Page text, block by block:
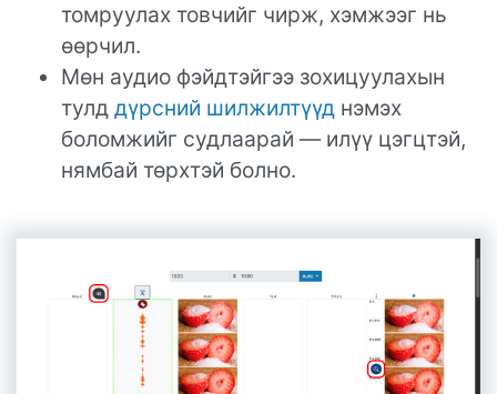
томруулах товчийг чирж, хэмжээг нь
өөрчил.
Мөн аудио фэйдтэйгээ зохицуулахын
тулд дүрсний шилжилтүүд нэмэх
боломжийг судлаарай — илүү цэгцтэй,
нямбай төрхтэй болно.